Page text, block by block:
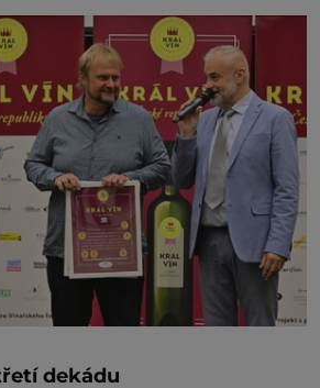
to opravdu tak, s věkem jako
stávkovat. Cvičte
dekádu